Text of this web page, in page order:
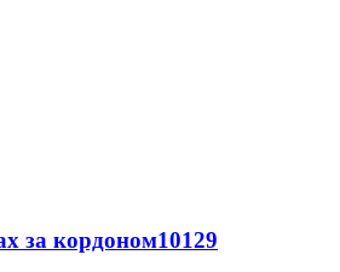
за кордоном10129